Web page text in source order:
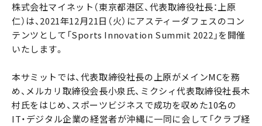
株式会社マイネット（東京都港区、代表取締役社長：上原
仁）は、2021年12月21日（火）にアスティーダフェスのコン
テンツとして「Sports Innovation Summit 2022」を開催
いたします。
本サミットでは、代表取締役社長の上原がメインMCを務
め、メルカリ取締役会長小泉氏、ミクシィ代表取締役社長木
村氏をはじめ、スポーツビジネスで成功を収めた10名の
IT・デジタル企業の経営者が沖縄に一同に会して「クラブ経